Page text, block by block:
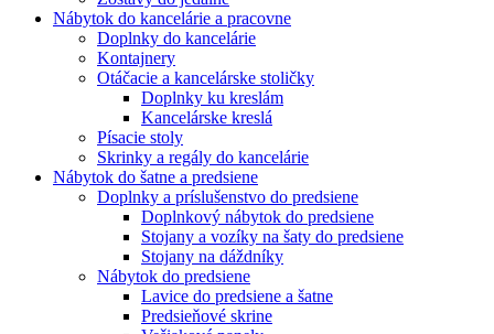
Nábytok do kancelárie a pracovne
Doplnky do kancelárie
Kontajnery
Otáčacie a kancelárske stoličky
Doplnky ku kreslám
Kancelárske kreslá
Písacie stoly
Skrinky a regály do kancelárie
Nábytok do šatne a predsiene
Doplnky a príslušenstvo do predsiene
Doplnkový nábytok do predsiene
Stojany a vozíky na šaty do predsiene
Stojany na dáždníky
Nábytok do predsiene
Lavice do predsiene a šatne
Predsieňové skrine